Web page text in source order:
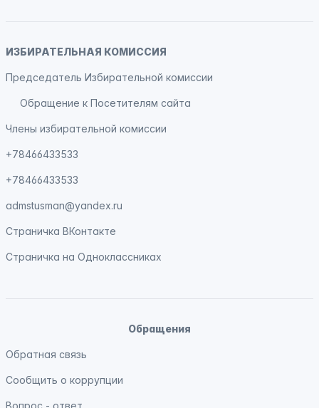
ИЗБИРАТЕЛЬНАЯ КОМИССИЯ
Председатель Избирательной комиссии
Обращение к Посетителям сайта
Члены избирательной комиссии
+78466433533
+78466433533
admstusman@yandex.ru
Страничка ВКонтакте
Страничка на Одноклассниках
Обращения
Обратная связь
Сообщить о коррупции
Вопрос - ответ